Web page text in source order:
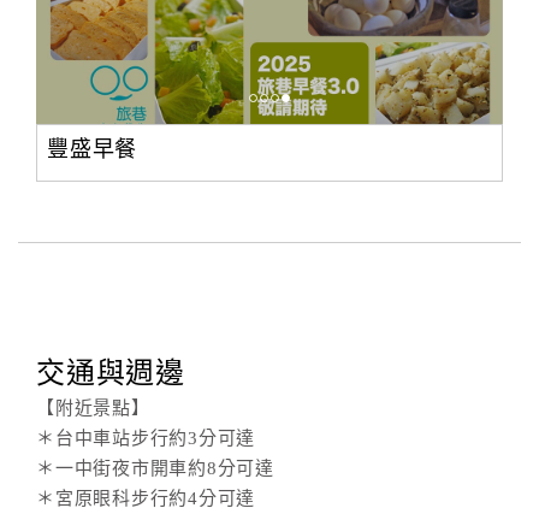
豐盛早餐
交通與週邊
【附近景點】
＊台中車站步行約3分可達
＊一中街夜市開車約8分可達
＊宮原眼科步行約4分可達